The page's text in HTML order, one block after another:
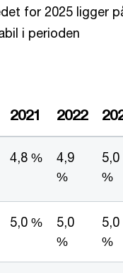
for 2025 ligger
i perioden
2021 2022
4,8 %
4,9
%
5,0
%
5,0 %
5,0
%
5,0
%